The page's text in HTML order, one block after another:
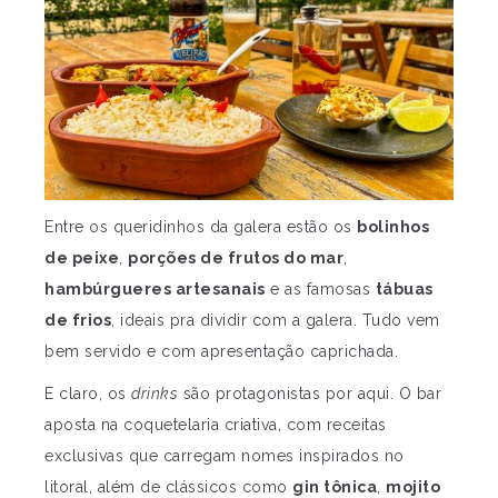
Entre os queridinhos da galera estão os bolinhos
de peixe, porções de frutos do mar,
hambúrgueres artesanais e as famosas tábuas
de frios, ideais pra dividir com a galera. Tudo vem
bem servido e com apresentação caprichada.
E claro, os drinks são protagonistas por aqui. O bar
aposta na coquetelaria criativa, com receitas
exclusivas que carregam nomes inspirados no
litoral, além de clássicos como gin tônica, mojito